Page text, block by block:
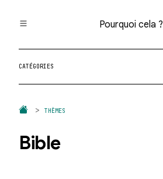
Pourquoi cela ?
Toutes les questions
Catégories
Question au hasard
CATÉGORIES
THÈMES
Bible